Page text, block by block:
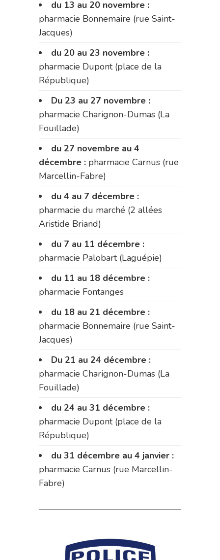
du 13 au 20 novembre :
pharmacie Bonnemaire (rue Saint-
Jacques)
du 20 au 23 novembre :
pharmacie Dupont (place de la
République)
Du 23 au 27 novembre :
pharmacie Charignon-Dumas (La
Fouillade)
du 27 novembre au 4
décembre : pharmacie Carnus (rue
Marcellin-Fabre)
du 4 au 7 décembre :
pharmacie du marché (2 allées
Aristide Briand)
du 7 au 11 décembre :
pharmacie Palobart (Laguépie)
du 11 au 18 décembre :
pharmacie Fontanges
du 18 au 21 décembre :
pharmacie Bonnemaire (rue Saint-
Jacques)
Du 21 au 24 décembre :
pharmacie Charignon-Dumas (La
Fouillade)
du 24 au 31 décembre :
pharmacie Dupont (place de la
République)
du 31 décembre au 4 janvier :
pharmacie Carnus (rue Marcellin-
Fabre)